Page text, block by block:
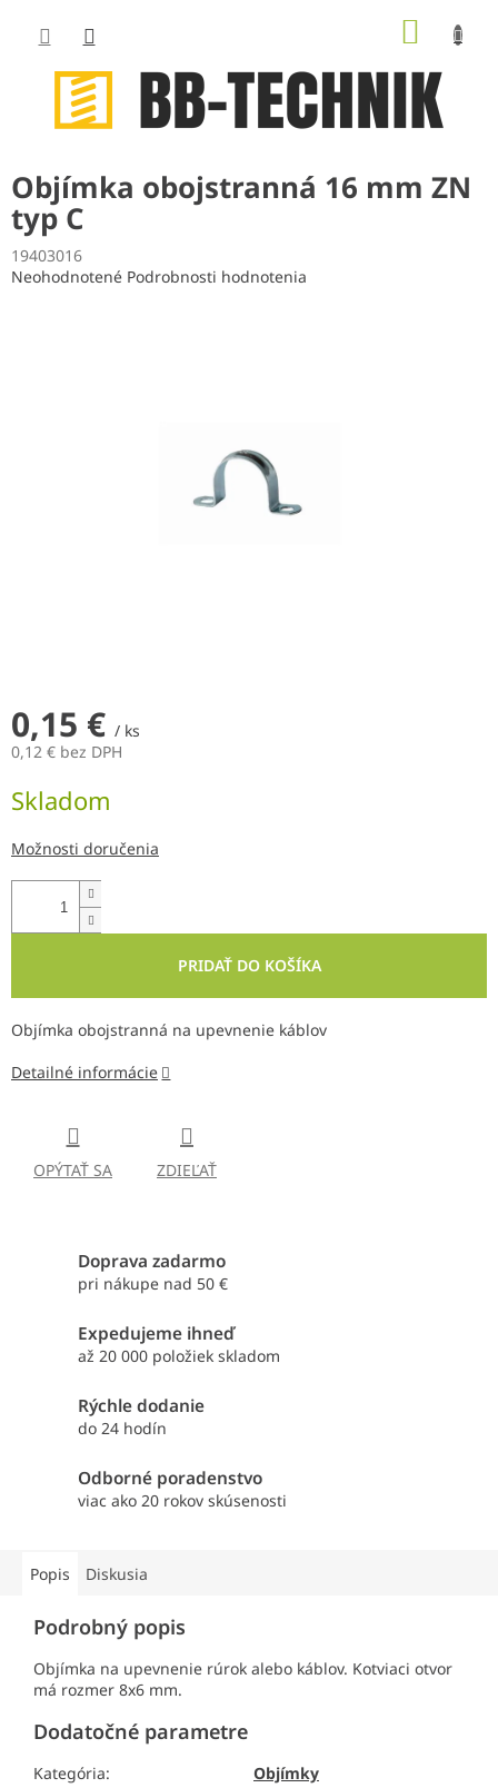
obsah
Objímka obojstranná 16 mm ZN
typ C
19403016
Priemerné
Neohodnotené Podrobnosti hodnotenia
0,15 € / ks
0,12 € bez DPH
cena:
Skladom
Možnosti doručenia
PRIDAŤ DO KOŠÍKA
Objímka obojstranná na upevnenie káblov
Detailné informácie
OPÝTAŤ SA ZDIEĽAŤ
Doprava zadarmo
pri nákupe nad 50 €
Expedujeme ihneď
až 20 000 položiek skladom
Rýchle dodanie
do 24 hodín
Odborné poradenstvo
viac ako 20 rokov skúsenosti
Popis Diskusia
Podrobný popis
Objímka na upevnenie rúrok alebo káblov. Kotviaci otvor
má rozmer 8x6 mm.
Dodatočné parametre
Kategória:
Objímky